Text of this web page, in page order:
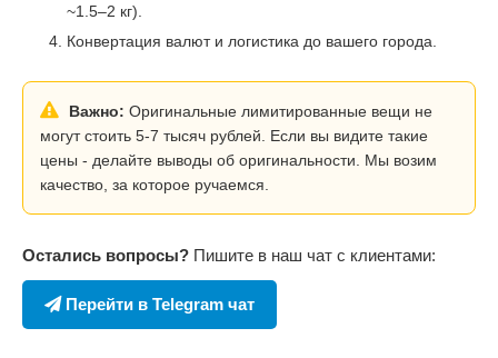
~1.5–2 кг).
Конвертация валют и логистика до вашего города.
Важно: Оригинальные лимитированные вещи не
могут стоить 5-7 тысяч рублей. Если вы видите такие
цены - делайте выводы об оригинальности. Мы возим
качество, за которое ручаемся.
Остались вопросы? Пишите в наш чат с клиентами:
Перейти в Telegram чат